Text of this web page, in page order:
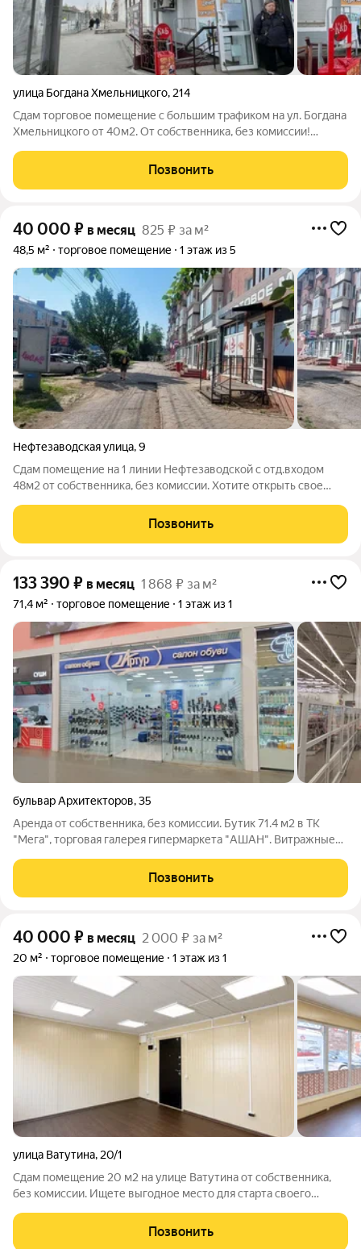
улица Богдана Хмельницкого, 214
Сдам торговое помещение с большим трафиком на ул. Богдана
Хмельницкого от 40м2. От собственника, без комиссии!
Готовый поток покупателей обеспечен соседством с
Позвонить
40 000 ₽ в месяц 825 ₽ за м²
48,5 м² торговое помещение 1 этаж из 5
Нефтезаводская улица,9
Сдам помещение на 1 линии Нефтезаводской с отд.входом
48м2 от собственника, без комиссии. Хотите открыть свое
внимание на это предложение и позвоните, чтобы
договориться о просмотре уже
Позвонить
133 390 ₽ в месяц 1 868 ₽ за м²
71,4 м² торговое помещение 1 этаж из 1
бульвар Архитекторов,35
Аренда от собственника, без комиссии. Бутик 71.4 м2 в ТК
"Мега", торговая галерея гипермаркета "АШАН". Витражные
активный пешеходный трафик. Звоните! Ответим на вопросы и
организуем показ в
Позвонить
40 000 ₽ в месяц 2 000 ₽ за м²
20 м² торговое помещение 1 этаж из 1
улица Ватутина, 20/1
Сдам помещение 20 м2 на улице Ватутина от собственника,
без комиссии. Ищете выгодное место для старта своего
уже сейчас, чтобы успеть осмотреть этот вариант. Уютное
помещение площадью 20
Позвонить